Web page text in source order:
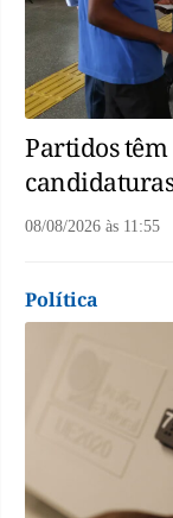
Partidos
08/08/2026 às 11:55
Política